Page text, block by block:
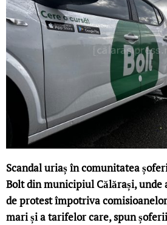
Scandal uriaș în comunitatea
Bolt din municipiul Călărași, unde
de protest împotriva
mari și a tarifelor care, spun